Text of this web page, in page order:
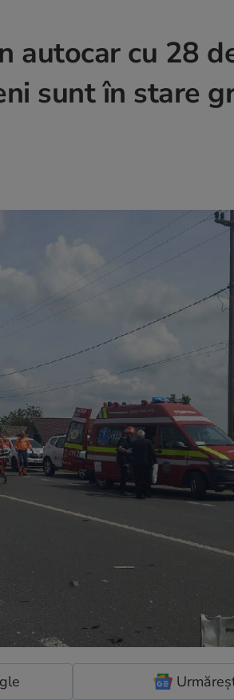
autocar cu 28
sunt în stare